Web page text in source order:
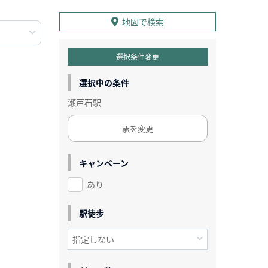
地図で検索
選択条件変更
選択中の条件
瀬戸石駅
駅を変更
キャンペーン
あり
駅徒歩